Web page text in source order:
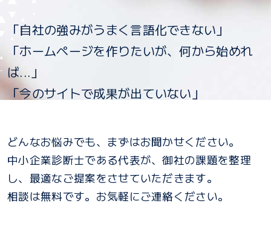
「自社の強みがうまく言語化できない」
「ホームページを作りたいが、何から始めれ
ば...」
「今のサイトで成果が出ていない」
どんなお悩みでも、まずはお聞かせください。
中小企業診断士である代表が、御社の課題を整理
し、最適なご提案をさせていただきます。
相談は無料です。お気軽にご連絡ください。